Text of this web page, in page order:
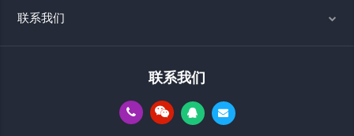
联系我们
联系我们